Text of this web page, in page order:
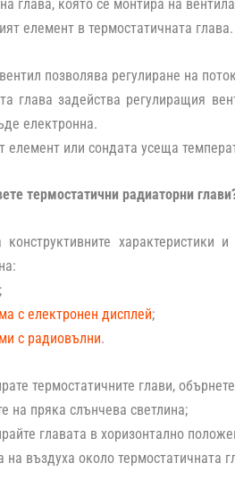
глава, която се монтира на
елемент в термостатичната глава.
позволява регулиране на
глава задейства регулиращия
електронна.
елемент или сондата усеща
термостатични радиаторни
характеристики
с електронен дисплей;
с радиовълни.
термостатичните глави,
на пряка слънчева светлина;
главата в хоризонтално
на въздуха около термостатичната